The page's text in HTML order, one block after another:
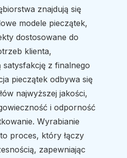
znajdują się
modele pieczątek,
dostosowane do
klienta,
satysfakcję z finalnego
pieczątek odbywa się
najwyższej jakości,
i odporność
Wyrabianie
proces, który łączy
zapewniając